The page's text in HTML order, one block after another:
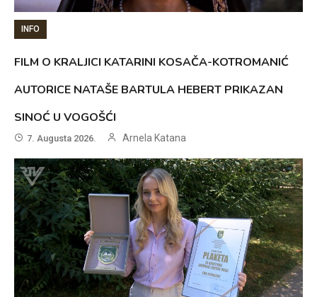
INFO
FILM O KRALJICI KATARINI KOSAČA-KOTROMANIĆ
AUTORICE NATAŠE BARTULA HEBERT PRIKAZAN
SINOĆ U VOGOŠĆI
7. Augusta 2026. Arnela Katana